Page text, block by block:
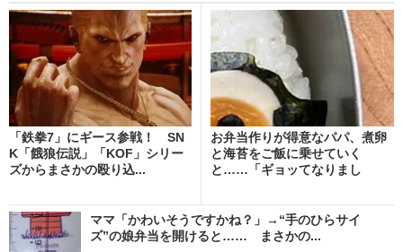
「鉄拳7」にギース参戦！ SN
K「餓狼伝説」「KOF」シリー
ズからまさかの殴り込...
お弁当作りが得意なパパ、煮卵
と海苔をご飯に乗せていく
と……「ギョッてなりまし
ママ「かわいそうですかね？」→“手のひらサイ
ズ”の娘弁当を開けると…… まさかの...